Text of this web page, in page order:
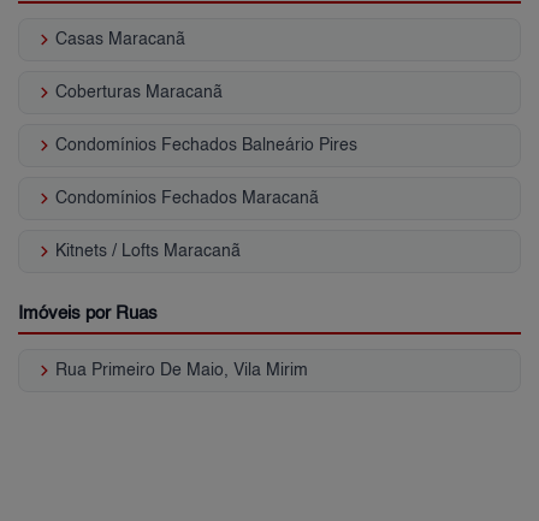
keyboard_arrow_right Casas Maracanã
keyboard_arrow_right Coberturas Maracanã
keyboard_arrow_right Condomínios Fechados Balneário Pires
keyboard_arrow_right Condomínios Fechados Maracanã
keyboard_arrow_right Kitnets / Lofts Maracanã
Imóveis por Ruas
keyboard_arrow_right Rua Primeiro De Maio, Vila Mirim